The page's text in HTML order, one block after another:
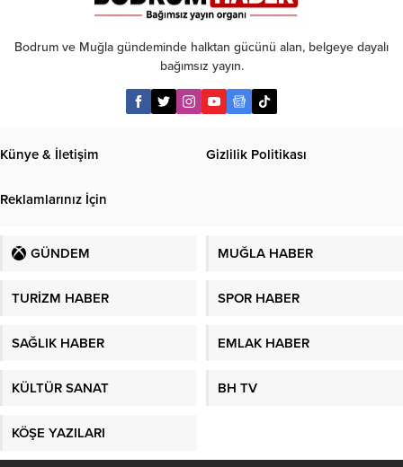
Bodrum ve Muğla gündeminde halktan gücünü alan, belgeye dayalı
bağımsız yayın.
Künye & İletişim Gizlilik Politikası
Reklamlarınız İçin
GÜNDEM MUĞLA HABER
TURİZM HABER SPOR HABER
SAĞLIK HABER EMLAK HABER
KÜLTÜR SANAT BH TV
KÖŞE YAZILARI